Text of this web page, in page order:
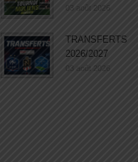
03 août 2026
TRANSFERTS
2026/2027
03 août 2026